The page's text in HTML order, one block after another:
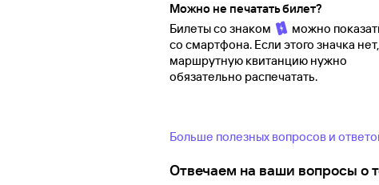
Можно не печатать билет?
Билеты со знаком
можно
со смартфона. Если этого значка нет,
маршрутную квитанцию нужно
обязательно распечатать.
Больше полезных вопросов и
Отвечаем на ваши вопросы о